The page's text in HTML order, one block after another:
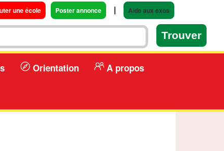
une école Poster annonce | Aide aux exos
Orientation A propos